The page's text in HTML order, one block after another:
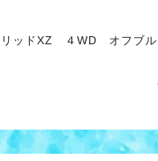
ッドXZ ４WD オフブル